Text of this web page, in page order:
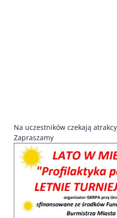
Na uczestników czekają
Zapraszamy